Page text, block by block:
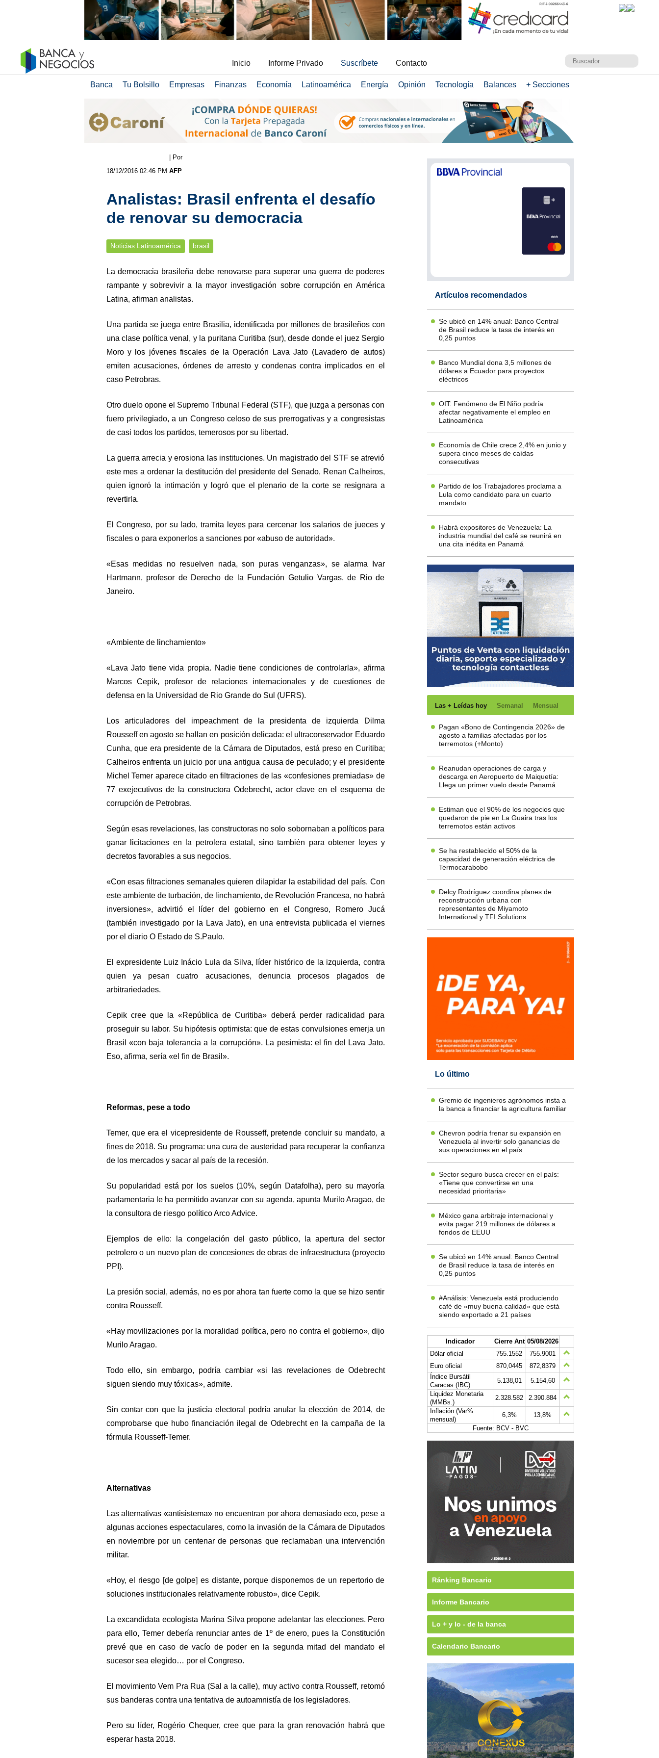
Inicio Informe Privado Suscríbete Contacto
Banca Tu Bolsillo Empresas Finanzas Economía Latinoamérica Energía Opinión Tecnología Balances + Secciones
18/12/2016 02:46 PM
| Por
AFP
Analistas: Brasil enfrenta el desafío
de renovar su democracia
Noticias Latinoamérica brasil
La democracia brasileña debe renovarse para superar una guerra de poderes
rampante y sobrevivir a la mayor investigación sobre corrupción en América
Latina, afirman analistas.
Una partida se juega entre Brasilia, identificada por millones de brasileños con
una clase política venal, y la puritana Curitiba (sur), desde donde el juez Sergio
Moro y los jóvenes fiscales de la Operación Lava Jato (Lavadero de autos)
emiten acusaciones, órdenes de arresto y condenas contra implicados en el
caso Petrobras.
Otro duelo opone el Supremo Tribunal Federal (STF), que juzga a personas con
fuero privilegiado, a un Congreso celoso de sus prerrogativas y a congresistas
de casi todos los partidos, temerosos por su libertad.
La guerra arrecia y erosiona las instituciones. Un magistrado del STF se atrevió
este mes a ordenar la destitución del presidente del Senado, Renan Calheiros,
quien ignoró la intimación y logró que el plenario de la corte se resignara a
revertirla.
El Congreso, por su lado, tramita leyes para cercenar los salarios de jueces y
fiscales o para exponerlos a sanciones por «abuso de autoridad».
«Esas medidas no resuelven nada, son puras venganzas», se alarma Ivar
Hartmann, profesor de Derecho de la Fundación Getulio Vargas, de Rio de
Janeiro.
«Ambiente de linchamiento»
«Lava Jato tiene vida propia. Nadie tiene condiciones de controlarla», afirma
Marcos Cepik, profesor de relaciones internacionales y de cuestiones de
defensa en la Universidad de Rio Grande do Sul (UFRS).
Los articuladores del impeachment de la presidenta de izquierda Dilma
Rousseff en agosto se hallan en posición delicada: el ultraconservador Eduardo
Cunha, que era presidente de la Cámara de Diputados, está preso en Curitiba;
Calheiros enfrenta un juicio por una antigua causa de peculado; y el presidente
Michel Temer aparece citado en filtraciones de las «confesiones premiadas» de
77 exejecutivos de la constructora Odebrecht, actor clave en el esquema de
corrupción de Petrobras.
Según esas revelaciones, las constructoras no solo sobornaban a políticos para
ganar licitaciones en la petrolera estatal, sino también para obtener leyes y
decretos favorables a sus negocios.
«Con esas filtraciones semanales quieren dilapidar la estabilidad del país. Con
este ambiente de turbación, de linchamiento, de Revolución Francesa, no habrá
inversiones», advirtió el líder del gobierno en el Congreso, Romero Jucá
(también investigado por la Lava Jato), en una entrevista publicada el viernes
por el diario O Estado de S.Paulo.
El expresidente Luiz Inácio Lula da Silva, líder histórico de la izquierda, contra
quien ya pesan cuatro acusaciones, denuncia procesos plagados de
arbitrariedades.
Cepik cree que la «República de Curitiba» deberá perder radicalidad para
proseguir su labor. Su hipótesis optimista: que de estas convulsiones emerja un
Brasil «con baja tolerancia a la corrupción». La pesimista: el fin del Lava Jato.
Eso, afirma, sería «el fin de Brasil».
Reformas, pese a todo
Temer, que era el vicepresidente de Rousseff, pretende concluir su mandato, a
fines de 2018. Su programa: una cura de austeridad para recuperar la confianza
de los mercados y sacar al país de la recesión.
Su popularidad está por los suelos (10%, según Datafolha), pero su mayoría
parlamentaria le ha permitido avanzar con su agenda, apunta Murilo Aragao, de
la consultora de riesgo político Arco Advice.
Ejemplos de ello: la congelación del gasto público, la apertura del sector
petrolero o un nuevo plan de concesiones de obras de infraestructura (proyecto
PPI).
La presión social, además, no es por ahora tan fuerte como la que se hizo sentir
contra Rousseff.
«Hay movilizaciones por la moralidad política, pero no contra el gobierno», dijo
Murilo Aragao.
Todo ello, sin embargo, podría cambiar «si las revelaciones de Odebrecht
siguen siendo muy tóxicas», admite.
Sin contar con que la justicia electoral podría anular la elección de 2014, de
comprobarse que hubo financiación ilegal de Odebrecht en la campaña de la
fórmula Rousseff-Temer.
Alternativas
Las alternativas «antisistema» no encuentran por ahora demasiado eco, pese a
algunas acciones espectaculares, como la invasión de la Cámara de Diputados
en noviembre por un centenar de personas que reclamaban una intervención
militar.
«Hoy, el riesgo [de golpe] es distante, porque disponemos de un repertorio de
soluciones institucionales relativamente robusto», dice Cepik.
La excandidata ecologista Marina Silva propone adelantar las elecciones. Pero
para ello, Temer debería renunciar antes de 1º de enero, pues la Constitución
prevé que en caso de vacío de poder en la segunda mitad del mandato el
sucesor sea elegido… por el Congreso.
El movimiento Vem Pra Rua (Sal a la calle), muy activo contra Rousseff, retomó
sus banderas contra una tentativa de autoamnistía de los legisladores.
Pero su líder, Rogério Chequer, cree que para la gran renovación habrá que
esperar hasta 2018.
Artículos recomendados
Se ubicó en 14% anual: Banco Central
de Brasil reduce la tasa de interés en
0,25 puntos
Banco Mundial dona 3,5 millones de
dólares a Ecuador para proyectos
eléctricos
OIT: Fenómeno de El Niño podría
afectar negativamente el empleo en
Latinoamérica
Economía de Chile crece 2,4% en junio y
supera cinco meses de caídas
consecutivas
Partido de los Trabajadores proclama a
Lula como candidato para un cuarto
mandato
Habrá expositores de Venezuela: La
industria mundial del café se reunirá en
una cita inédita en Panamá
Las + Leídas hoy Semanal Mensual
Pagan «Bono de Contingencia 2026» de
agosto a familias afectadas por los
terremotos (+Monto)
Reanudan operaciones de carga y
descarga en Aeropuerto de Maiquetía:
Llega un primer vuelo desde Panamá
Estiman que el 90% de los negocios que
quedaron de pie en La Guaira tras los
terremotos están activos
Se ha restablecido el 50% de la
capacidad de generación eléctrica de
Termocarabobo
Delcy Rodríguez coordina planes de
reconstrucción urbana con
representantes de Miyamoto
International y TFI Solutions
Lo último
Gremio de ingenieros agrónomos insta a
la banca a financiar la agricultura familiar
Chevron podría frenar su expansión en
Venezuela al invertir solo ganancias de
sus operaciones en el país
Sector seguro busca crecer en el país:
«Tiene que convertirse en una
necesidad prioritaria»
México gana arbitraje internacional y
evita pagar 219 millones de dólares a
fondos de EEUU
Se ubicó en 14% anual: Banco Central
de Brasil reduce la tasa de interés en
0,25 puntos
#Análisis: Venezuela está produciendo
café de «muy buena calidad» que está
siendo exportado a 21 países
Indicador Cierre Ant 05/08/2026
Dólar oficial
755.1552
755.9001
Euro oficial
870,0445
872,8379
Índice Bursátil
Caracas (IBC)
5.138,01
5.154,60
Liquidez Monetaria
(MMBs.)
2.328.582
2.390.884
Inflación (Var%
mensual)
6,3%
13,8%
Fuente: BCV - BVC
Ránking Bancario
Informe Bancario
Lo + y lo - de la banca
Calendario Bancario